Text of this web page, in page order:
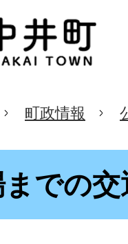
町政情報
での